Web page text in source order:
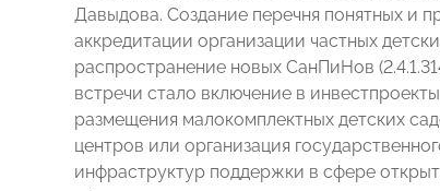
Давыдова. Создание перечня понятных и
аккредитации организации частных
распространение новых СанПиНов
встречи стало включение в
размещения малокомплектных детских
центров или организация
инфраструктур поддержки в сфере